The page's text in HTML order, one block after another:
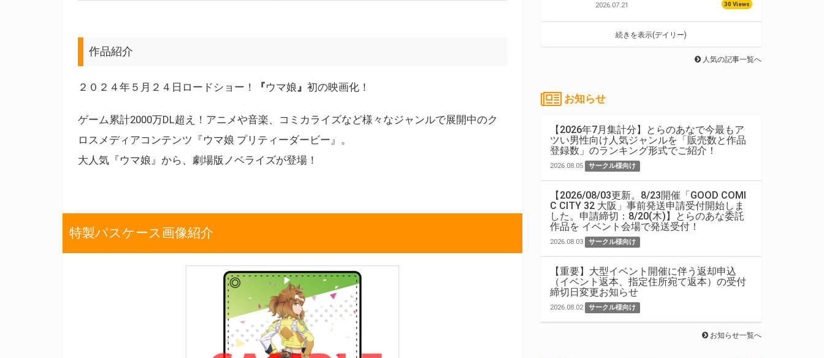
作品紹介
２０２４年５月２４日ロードショー！ 『ウマ娘』 初の映画化！
ゲーム累計2000万DL超え！アニメや音楽、コミカライズなど様々なジャンルで展開中のク
ロスメディアコンテンツ『ウマ娘 プリティーダービー』。
大人気『ウマ娘』から、劇場版ノベライズが登場！
特製パスケース画像紹介
2026.07.21 30 Views
続きを表示(デイリー)
人気の記事一覧へ
お知らせ
【2026年7月集計分】とらのあなで今最もア
ツい男性向け人気ジャンルを「販売数と作品
登録数」のランキング形式でご紹介！
2026.08.05 サークル様向け
【2026/08/03更新。8/23開催「GOOD COMI
C CITY 32 大阪」事前発送申請受付開始しま
した。申請締切：8/20(木)】とらのあな委託
作品を イベント会場で発送受付！
2026.08.03 サークル様向け
【重要】大型イベント開催に伴う返却申込
（イベント返本、指定住所宛て返本）の受付
締切日変更お知らせ
2026.08.02 サークル様向け
お知らせ一覧へ